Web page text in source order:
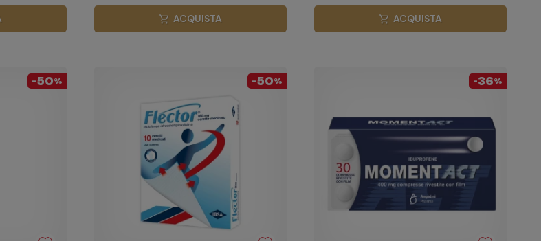
shopping_cart ACQUISTA shopping_cart ACQUISTA
-50% -50% -36%